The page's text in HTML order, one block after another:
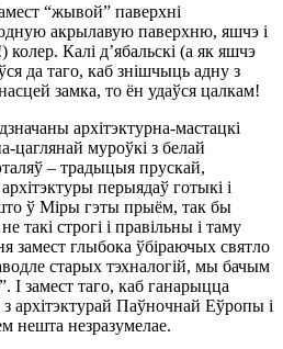
“жывой” паверхні
акрылавую паверхню, яшчэ і
колер. Калі д’ябальскі (а як яшчэ
да таго, каб знішчыць адну з
замка, то ён удаўся цалкам!
архітэктурна-мастацкі
муроўкі з белай
– традыцыя прускай,
перыядаў готыкі і
ў Міры гэты прыём, так бы
такі строгі і правільны і таму
замест глыбока ўбіраючых святло
старых тэхналогій, мы бачым
І замест таго, каб ганарыцца
архітэктурай Паўночнай Еўропы і
нешта незразумелае.